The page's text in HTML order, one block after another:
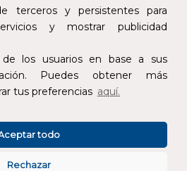
terceros y persistentes para
y mostrar publicidad
de los usuarios en base a sus
Puedes obtener más
tus preferencias aquí.
Rechazar
todo
Pago seguro